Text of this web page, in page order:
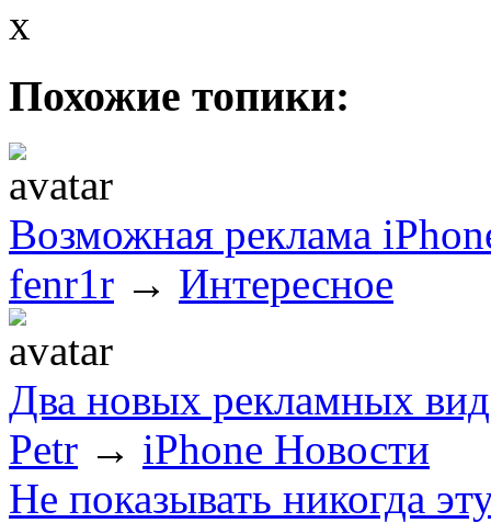
x
Похожие топики:
Возможная реклама
fenr1r → Интересное
Два новых рекламных
Petr → iPhone Новости
Не показывать никогда